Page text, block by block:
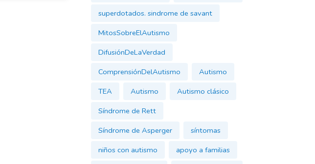
superdotados. sindrome de savant
MitosSobreElAutismo
DifusiónDeLaVerdad
ComprensiónDelAutismo
Autismo
TEA
Autismo
Autismo clásico
Síndrome de Rett
Síndrome de Asperger
síntomas
niños con autismo
apoyo a familias